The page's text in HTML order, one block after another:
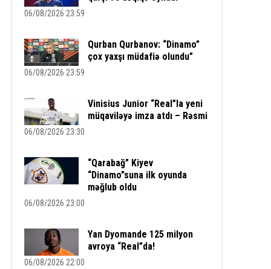
06/08/2026 23:59
Qurban Qurbanov: “Dinamo”
çox yaxşı müdafiə olundu”
06/08/2026 23:59
Vinisius Junior “Real”la yeni
müqaviləyə imza atdı – Rəsmi
06/08/2026 23:30
“Qarabağ” Kiyev
“Dinamo”suna ilk oyunda
məğlub oldu
06/08/2026 23:00
Yan Dyomande 125 milyon
avroya “Real”da!
06/08/2026 22:00